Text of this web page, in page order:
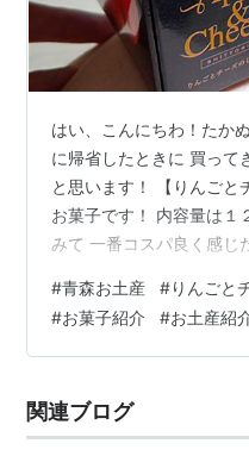
はい、こんにちわ！たか
に帰省したときに 買って
と思います！ 【りんごと
お菓子です！ 内容量は１
みて 一番コスパ良く感じ
お！！！！ まさか、こう
きました！ 見た目普通の
れているのかと思ったら
こんな感じ 意外と小さい
は………、んー。…
#青森お土産 #りんごと
#お菓子紹介 #お土産紹
関連ブログ